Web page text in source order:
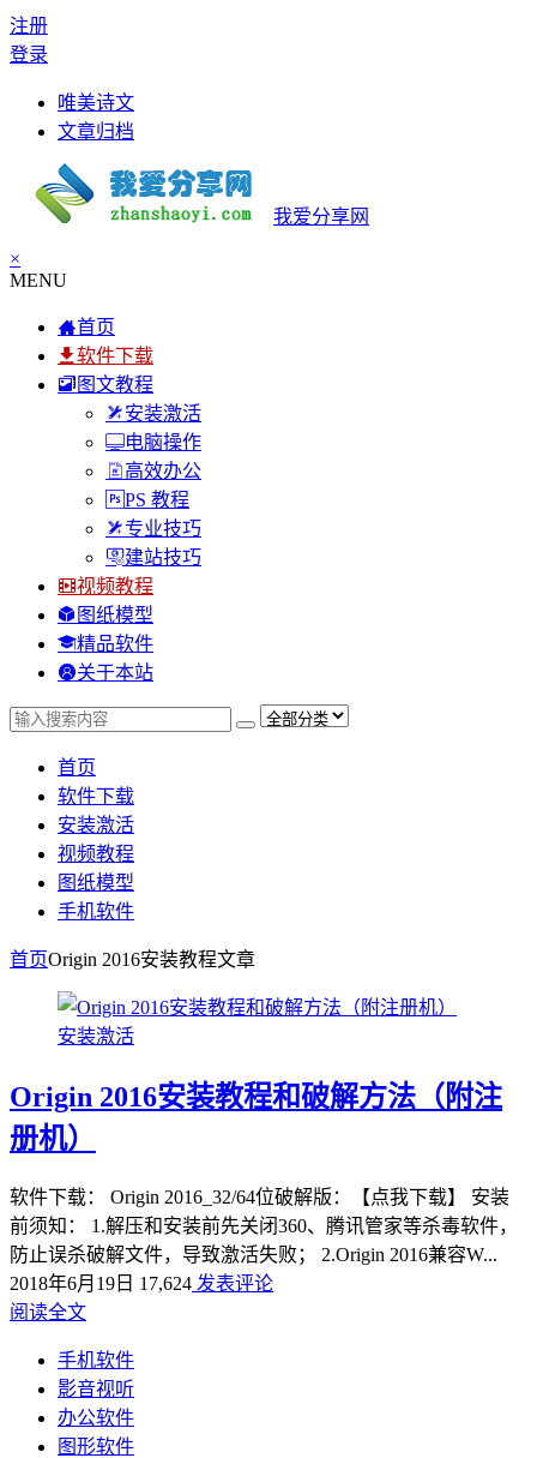
注册
登录
唯美诗文
文章归档
我爱分享网
×
MENU
首页
软件下载
图文教程
安装激活
电脑操作
高效办公
PS 教程
专业技巧
建站技巧
视频教程
图纸模型
精品软件
关于本站
首页
软件下载
安装激活
视频教程
图纸模型
手机软件
首页Origin 2016安装教程文章
安装激活
Origin 2016安装教程和破解方法（附注
册机）
软件下载： Origin 2016_32/64位破解版：【点我下载】 安装
前须知： 1.解压和安装前先关闭360、腾讯管家等杀毒软件，
防止误杀破解文件，导致激活失败； 2.Origin 2016兼容W...
2018年6月19日 17,624 发表评论
阅读全文
手机软件
影音视听
办公软件
图形软件